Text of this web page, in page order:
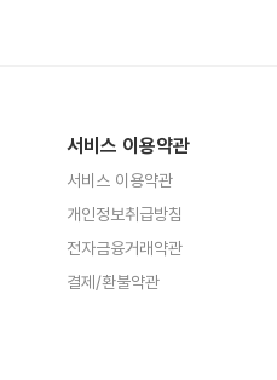
서비스 이용약관
서비스 이용약관
개인정보취급방침
전자금융거래약관
결제/환불약관